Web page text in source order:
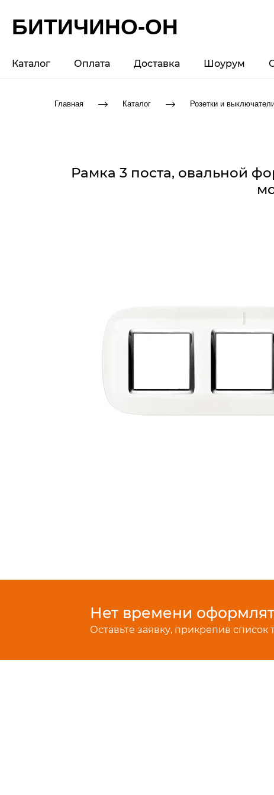
БИТИЧИНО-ОН
Каталог Оплата Доставка Шоурум
Главная Каталог Розетки и
Рамка 3 поста, овальной
Нет времени
Оставьте заявку, прикрепив